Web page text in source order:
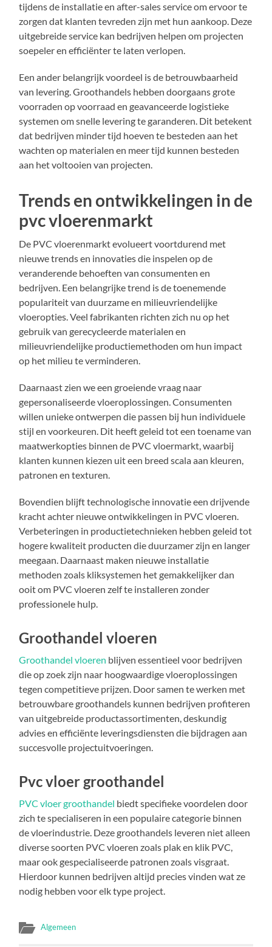
tijdens de installatie en after-sales service om ervoor te
zorgen dat klanten tevreden zijn met hun aankoop. Deze
uitgebreide service kan bedrijven helpen om projecten
soepeler en efficiënter te laten verlopen.
Een ander belangrijk voordeel is de betrouwbaarheid
van levering. Groothandels hebben doorgaans grote
voorraden op voorraad en geavanceerde logistieke
systemen om snelle levering te garanderen. Dit betekent
dat bedrijven minder tijd hoeven te besteden aan het
wachten op materialen en meer tijd kunnen besteden
aan het voltooien van projecten.
Trends en ontwikkelingen in de
pvc vloerenmarkt
De PVC vloerenmarkt evolueert voortdurend met
nieuwe trends en innovaties die inspelen op de
veranderende behoeften van consumenten en
bedrijven. Een belangrijke trend is de toenemende
populariteit van duurzame en milieuvriendelijke
vloeropties. Veel fabrikanten richten zich nu op het
gebruik van gerecycleerde materialen en
milieuvriendelijke productiemethoden om hun impact
op het milieu te verminderen.
Daarnaast zien we een groeiende vraag naar
gepersonaliseerde vloeroplossingen. Consumenten
willen unieke ontwerpen die passen bij hun individuele
stijl en voorkeuren. Dit heeft geleid tot een toename van
maatwerkopties binnen de PVC vloermarkt, waarbij
klanten kunnen kiezen uit een breed scala aan kleuren,
patronen en texturen.
Bovendien blijft technologische innovatie een drijvende
kracht achter nieuwe ontwikkelingen in PVC vloeren.
Verbeteringen in productietechnieken hebben geleid tot
hogere kwaliteit producten die duurzamer zijn en langer
meegaan. Daarnaast maken nieuwe installatie
methoden zoals kliksystemen het gemakkelijker dan
ooit om PVC vloeren zelf te installeren zonder
professionele hulp.
Groothandel vloeren
Groothandel vloeren blijven essentieel voor bedrijven
die op zoek zijn naar hoogwaardige vloeroplossingen
tegen competitieve prijzen. Door samen te werken met
betrouwbare groothandels kunnen bedrijven profiteren
van uitgebreide productassortimenten, deskundig
advies en efficiënte leveringsdiensten die bijdragen aan
succesvolle projectuitvoeringen.
Pvc vloer groothandel
PVC vloer groothandel biedt specifieke voordelen door
zich te specialiseren in een populaire categorie binnen
de vloerindustrie. Deze groothandels leveren niet alleen
diverse soorten PVC vloeren zoals plak en klik PVC,
maar ook gespecialiseerde patronen zoals visgraat.
Hierdoor kunnen bedrijven altijd precies vinden wat ze
nodig hebben voor elk type project.
Algemeen